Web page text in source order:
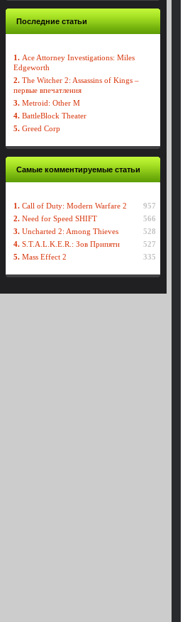
Последние статьи
1. Ace Attorney Investigations: Miles
Edgeworth
2. The Witcher 2: Assassins of Kings –
первые впечатления
3. Metroid: Other M
4. BattleBlock Theater
5. Greed Corp
Самые комментируемые статьи
1. Call of Duty: Modern Warfare 2
957
2. Need for Speed SHIFT
566
3. Uncharted 2: Among Thieves
528
4. S.T.A.L.K.E.R.: Зов Припяти
527
5. Mass Effect 2 335